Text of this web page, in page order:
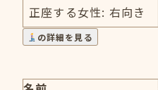
正座する女性: 右向き
の詳細を見る